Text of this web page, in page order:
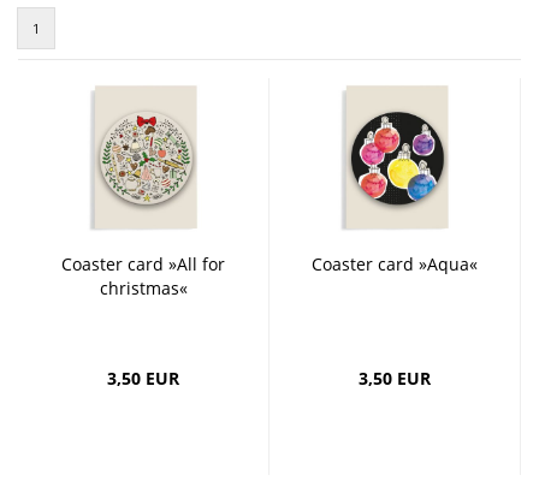
1
Coaster card »All for
christmas«
3,50 EUR
Coaster card »Aqua«
3,50 EUR